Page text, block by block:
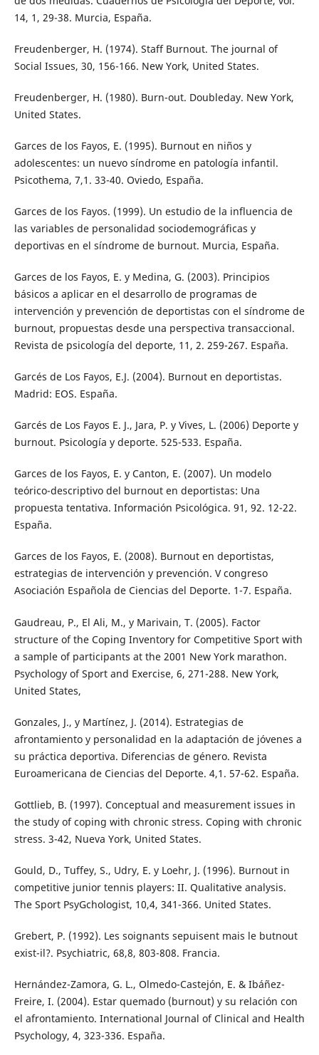
14, 1, 29-38. Murcia, España.
Freudenberger, H. (1974). Staff Burnout. The journal of
Social Issues, 30, 156-166. New York, United States.
Freudenberger, H. (1980). Burn-out. Doubleday. New York,
United States.
Garces de los Fayos, E. (1995). Burnout en niños y
adolescentes: un nuevo síndrome en patología infantil.
Psicothema, 7,1. 33-40. Oviedo, España.
Garces de los Fayos. (1999). Un estudio de la influencia de
las variables de personalidad sociodemográficas y
deportivas en el síndrome de burnout. Murcia, España.
Garces de los Fayos, E. y Medina, G. (2003). Principios
básicos a aplicar en el desarrollo de programas de
intervención y prevención de deportistas con el síndrome de
burnout, propuestas desde una perspectiva transaccional.
Revista de psicología del deporte, 11, 2. 259-267. España.
Garcés de Los Fayos, E.J. (2004). Burnout en deportistas.
Madrid: EOS. España.
Garcés de Los Fayos E. J., Jara, P. y Vives, L. (2006) Deporte y
burnout. Psicología y deporte. 525-533. España.
Garces de los Fayos, E. y Canton, E. (2007). Un modelo
teórico-descriptivo del burnout en deportistas: Una
propuesta tentativa. Información Psicológica. 91, 92. 12-22.
España.
Garces de los Fayos, E. (2008). Burnout en deportistas,
estrategias de intervención y prevención. V congreso
Asociación Española de Ciencias del Deporte. 1-7. España.
Gaudreau, P., El Ali, M., y Marivain, T. (2005). Factor
structure of the Coping Inventory for Competitive Sport with
a sample of participants at the 2001 New York marathon.
Psychology of Sport and Exercise, 6, 271-288. New York,
United States,
Gonzales, J., y Martínez, J. (2014). Estrategias de
afrontamiento y personalidad en la adaptación de jóvenes a
su práctica deportiva. Diferencias de género. Revista
Euroamericana de Ciencias del Deporte. 4,1. 57-62. España.
Gottlieb, B. (1997). Conceptual and measurement issues in
the study of coping with chronic stress. Coping with chronic
stress. 3-42, Nueva York, United States.
Gould, D., Tuffey, S., Udry, E. y Loehr, J. (1996). Burnout in
competitive junior tennis players: II. Qualitative analysis.
The Sport PsyGchologist, 10,4, 341-366. United States.
Grebert, P. (1992). Les soignants sepuisent mais le butnout
exist-il?. Psychiatric, 68,8, 803-808. Francia.
Hernández-Zamora, G. L., Olmedo-Castejón, E. & Ibáñez-
Freire, I. (2004). Estar quemado (burnout) y su relación con
el afrontamiento. International Journal of Clinical and Health
Psychology, 4, 323-336. España.